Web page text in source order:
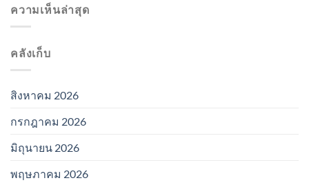
ความเห็นล่าสุด
คลังเก็บ
สิงหาคม 2026
กรกฎาคม 2026
มิถุนายน 2026
พฤษภาคม 2026